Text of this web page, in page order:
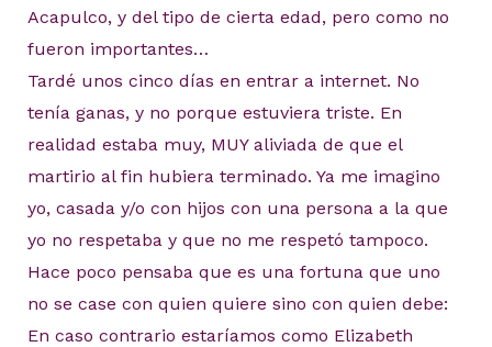
Acapulco, y del tipo de cierta edad, pero como no
fueron importantes…
Tardé unos cinco días en entrar a internet. No
tenía ganas, y no porque estuviera triste. En
realidad estaba muy, MUY aliviada de que el
martirio al fin hubiera terminado. Ya me imagino
yo, casada y/o con hijos con una persona a la que
yo no respetaba y que no me respetó tampoco.
Hace poco pensaba que es una fortuna que uno
no se case con quien quiere sino con quien debe:
En caso contrario estaríamos como Elizabeth